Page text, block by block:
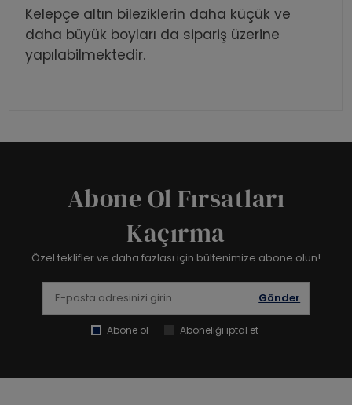
Kelepçe altın bileziklerin daha küçük ve
daha büyük boyları da sipariş üzerine
yapılabilmektedir.
Abone Ol Fırsatları
Kaçırma
Özel teklifler ve daha fazlası için bültenimize abone olun!
Gönder
Abone ol Aboneliği iptal et